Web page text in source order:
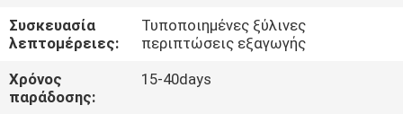
ΜΑΣ
ΕΛΆΤΕ
Συσκευασία
λεπτομέρειες:
Τυποποιημένες ξύλινες
περιπτώσεις εξαγωγής
Χρόνος
παράδοσης:
15-40days